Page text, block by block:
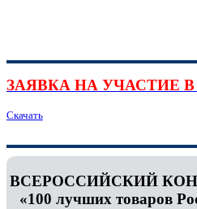
ЗАЯВКА НА УЧАСТИЕ
Скачать
ВСЕРОССИЙСКИЙ
«100 лучших товаров